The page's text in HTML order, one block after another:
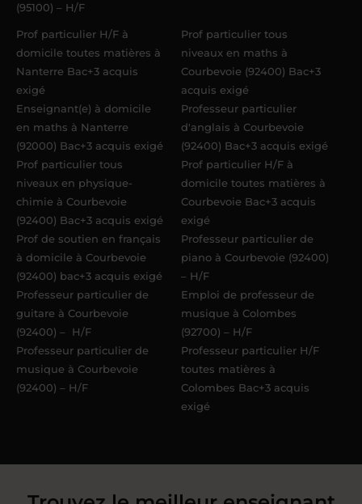
(95100) – H/F
Prof particulier H/F à
domicile toutes matières à
Nanterre Bac+3 acquis
exigé
Enseignant(e) à domicile
en maths à Nanterre
(92000) Bac+3 acquis exigé
Prof particulier tous
niveaux en physique-
chimie à Courbevoie
(92400) Bac+3 acquis exigé
Prof de soutien en français
à domicile à Courbevoie
(92400) bac+3 acquis exigé
Professeur particulier de
guitare à Courbevoie
(92400) – H/F
Professeur particulier de
musique à Courbevoie
(92400) – H/F
Prof particulier tous
niveaux en maths à
Courbevoie (92400) Bac+3
acquis exigé
Professeur particulier
d'anglais à Courbevoie
(92400) Bac+3 acquis exigé
Prof particulier H/F à
domicile toutes matières à
Courbevoie Bac+3 acquis
exigé
Professeur particulier de
piano à Courbevoie (92400)
– H/F
Emploi de professeur de
musique à Colombes
(92700) – H/F
Professeur particulier H/F
toutes matières à
Colombes Bac+3 acquis
exigé